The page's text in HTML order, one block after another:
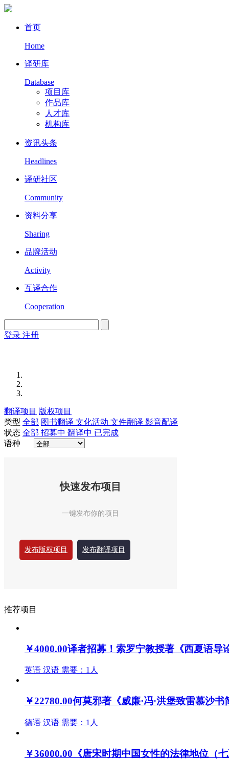
首页
Home
译研库
Database
项目库
作品库
人才库
机构库
资讯头条
Headlines
译研社区
Community
资料分享
Sharing
品牌活动
Activity
互译合作
Cooperation
登录 注册
翻译项目 版权项目
类型 全部 图书翻译 文化活动 文件翻译 影音配译
状态 全部 招募中 翻译中 已完成
语种
快速发布项目
一键发布你的项目
发布版权项目 发布翻译项目
推荐项目
￥4000.00译者招募！索罗宁教授著《西夏语导
英语 汉语 需要：1人
￥22780.00何莫邪著《威廉·冯·洪堡致雷慕沙
德语 汉语 需要：1人
￥36000.00 《唐宋时期中国女性的法律地位（